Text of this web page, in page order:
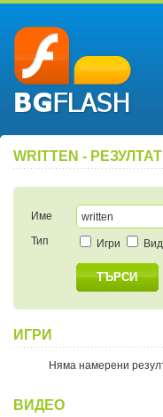
WRITTEN -
Име
Тип
Игри
ТЪРСИ
ИГРИ
Няма намерени
ВИДЕО